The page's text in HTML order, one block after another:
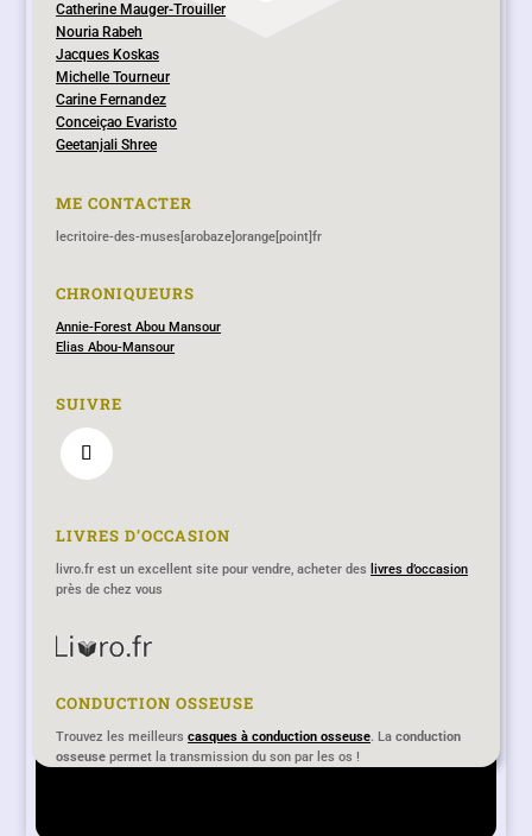
Catherine Mauger-Trouiller
Nouria Rabeh
Jacques Koskas
Michelle Tourneur
Carine Fernandez
Conceiçao Evaristo
Geetanjali Shree
ME CONTACTER
lecritoire-des-muses[arobaze]orange[point]fr
CHRONIQUEURS
Annie-Forest Abou Mansour
Elias Abou-Mansour
SUIVRE
LIVRES D’OCCASION
livro.fr est un excellent site pour vendre, acheter des livres d’occasion
près de chez vous
CONDUCTION OSSEUSE
Trouvez les meilleurscasques à conduction osseuse. Laconduction
osseuse permet la transmission du son par les os !
Lecritoire-des-muses.fr remplace désormais le blog
lecritoiredesmuses.hautetfort.com qui ne sera plus actualisé